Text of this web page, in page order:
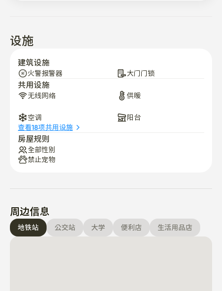
用品、毛巾、洗浴用品等。 照片中的床上用品仅作示意之
用。
设施
建筑设施
火警报警器
共用设施
空调
查看18项共用设施
房屋规则
全部性别
周边信息
地铁站